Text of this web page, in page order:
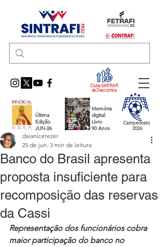
Clube SINTRAFI
de Descontos
Última
Edição
JUN-26
Memória
digital:
Livro
90 Anos
Campeonato
2026
Banco do Brasil apresenta
proposta insuficiente para
recomposição das reservas
da Cassi
daianicerezer
25 de jun. 3 min de leitura
Representação dos funcionários cobra
maior participação do banco no